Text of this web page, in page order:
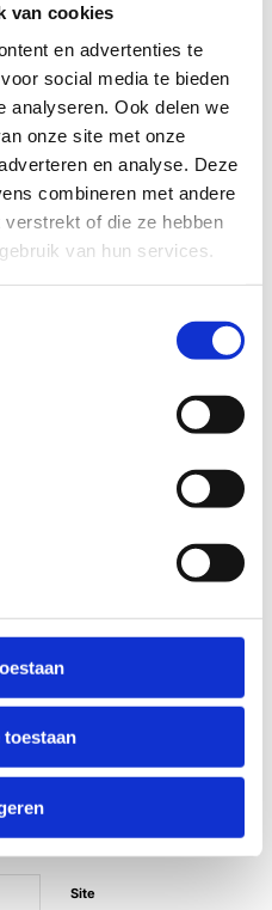
van cookies
en advertenties te
social media te bieden
analyseren. Ook delen we
onze site met onze
en analyse. Deze
combineren met andere
of die ze hebben
van hun services.
toestaanNaam
Site